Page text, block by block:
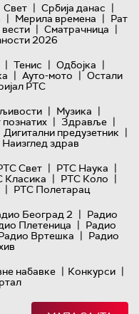
Свет | Србија данас |
| Мерила времена | Рат
| Сматрачница |
2026
| Тенис | Одбојка |
| Ауто-мото | Остали
РТС
| Музика |
| Здравље |
Дигитални предузетник |
Наизглед здрав
Свет | РТС Наука |
Класика | РТС Коло |
| РТС Полетарац
Београд 2 | Радио
Плетеница | Радио
Вртешка | Радио
набавке | Конкурси |